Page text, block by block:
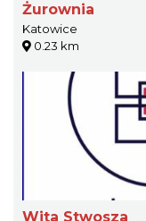
Żurownia
Katowice
0.23 km
Wita Stwosza